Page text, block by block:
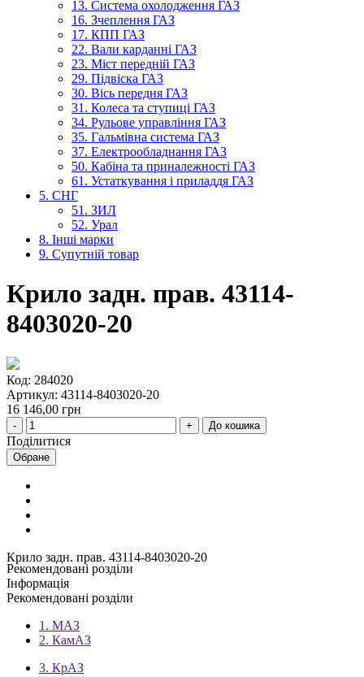
13. Система охолодження ГАЗ
16. Зчеплення ГАЗ
17. КПП ГАЗ
22. Вали карданні ГАЗ
23. Міст передній ГАЗ
29. Підвіска ГАЗ
30. Вісь передня ГАЗ
31. Колеса та ступиці ГАЗ
34. Рульове управління ГАЗ
35. Гальмівна система ГАЗ
37. Електрообладнання ГАЗ
50. Кабіна та приналежності ГАЗ
61. Устаткування і приладдя ГАЗ
5. СНГ
51. ЗИЛ
52. Урал
8. Інші марки
9. Супутній товар
Крило задн. прав. 43114-
8403020-20
Код: 284020
Артикул: 43114-8403020-20
16 146,00 грн
До кошика
Поділитися
Обране
Крило задн. прав. 43114-8403020-20
Рекомендовані розділи
Інформація
Рекомендовані розділи
1. МАЗ
2. КамАЗ
3. КрАЗ